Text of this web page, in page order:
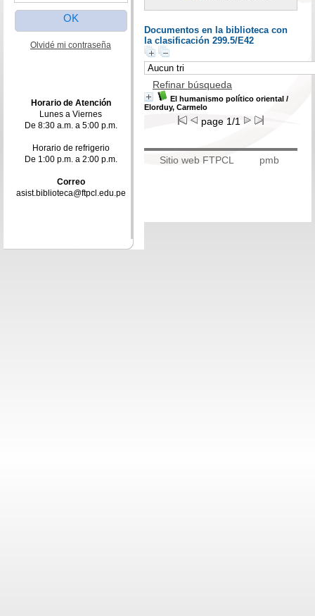
Documentos en la biblioteca con
la clasificación 299.5/E42
Refinar búsqueda
El humanismo político oriental /
Elorduy, Carmelo
page 1/1
Sitio web FTPCL pmb
Olvidé mi contraseña
Horario de Atención
Lunes a Viernes
De 8:30 a.m. a 5:00 p.m.
Horario de refrigerio
De 1:00 p.m. a 2:00 p.m.
Correo
asist.biblioteca@ftpcl.edu.pe